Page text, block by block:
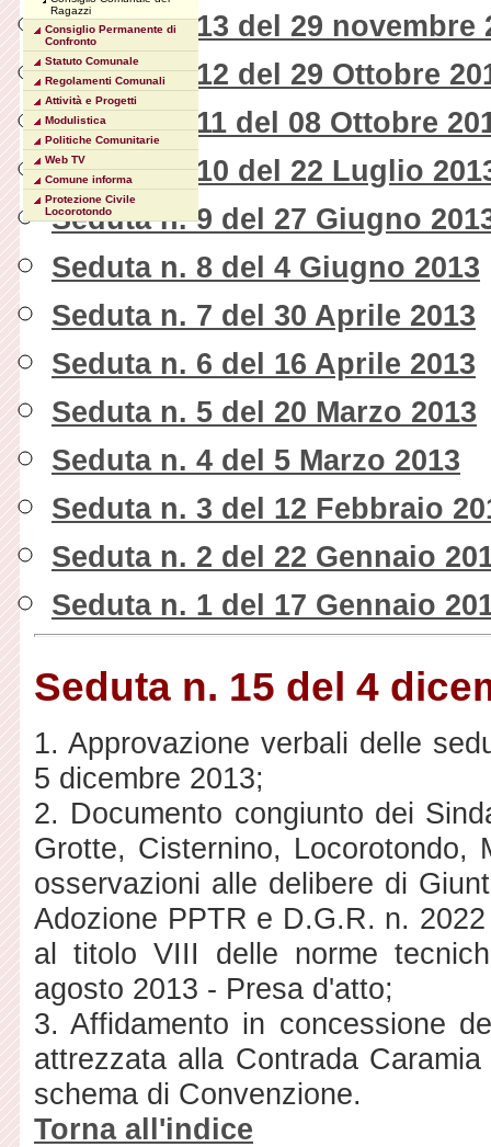
Seduta n. 13 del 29 novembre
Seduta n. 12 del 29 Ottobre
Seduta n. 11 del 08 Ottobre
Seduta n. 10 del 22 Luglio
Seduta n. 9 del 27 Giugno
Seduta n. 8 del 4 Giugno 2013
Seduta n. 7 del 30 Aprile 2013
Seduta n. 6 del 16 Aprile 2013
Seduta n. 5 del 20 Marzo 2013
Seduta n. 4 del 5 Marzo 2013
Seduta n. 3 del 12 Febbraio
Seduta n. 2 del 22 Gennaio
Seduta n. 1 del 17 Gennaio
Seduta n. 15 del 4
1. Approvazione verbali delle
5 dicembre 2013;
2. Documento congiunto dei
Grotte, Cisternino, Locorotondo,
osservazioni alle delibere di
Adozione PPTR e D.G.R. n.
al titolo VIII delle norme
agosto 2013 - Presa d'atto;
3. Affidamento in concessione
attrezzata alla Contrada
schema di Convenzione.
Torna all'indice
Ragazzi
Consiglio Permanente di
Confronto
Statuto Comunale
Regolamenti Comunali
Attività e Progetti
Modulistica
Politiche Comunitarie
Web TV
Comune informa
Protezione Civile
Locorotondo